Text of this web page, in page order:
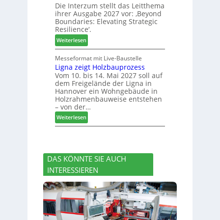
u
n
g
e
n
g
:
N
e
u
e
r
V
o
r
t
a
n
a
t
-
V
o
r
s
t
a
n
d
v
e
r
a
c
i
e
d
t
Die Interzum stellt das Leitthema
ihrer Ausgabe 2027 vor: ‚Beyond
Boundaries: Elevating Strategic
Resilience‘.
Weiterlesen:
L
e
i
t
t
h
e
m
a
d
I
n
t
e
r
u
m
Messeformat mit Live-Baustelle
Ligna zeigt Holzbauprozess
Vom 10. bis 14. Mai 2027 soll auf
dem Freigelände der Ligna in
Hannover ein Wohngebäude in
Holzrahmenbauweise entstehen
– von der…
Weiterlesen:
L
n
a
z
i
g
t
H
DAS KÖNNTE SIE AUCH
INTERESSIEREN